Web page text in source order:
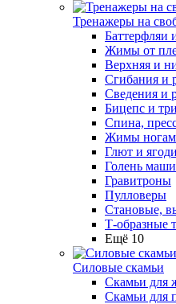
Тренажеры на
Баттерфляи
Жимы от
Верхняя и
Сгибания и
Сведения и
Бицепс и
Спина,
Жимы
Глют и
Голень
Гравитроны
Пулловеры
Становые,
Т-образные
Ещё 10
Силовые скамьи
Скамьи для
Скамьи для